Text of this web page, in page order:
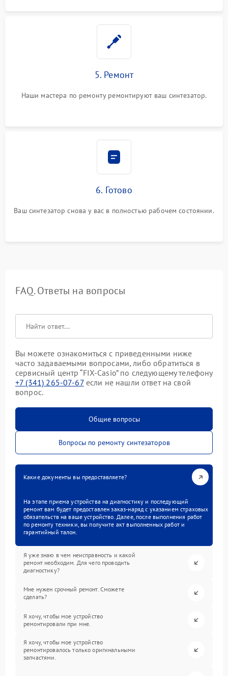
5. Ремонт
Наши мастера по ремонту ремонтируют ваш синтезатор.
6. Готово
Ваш синтезатор снова у вас в полностью рабочем состоянии.
FAQ. Ответы на вопросы
Вы можете ознакомиться с приведенными ниже
часто задаваемыми вопросами, либо обратиться в
сервисный центр “FIX-Casio” по следующему телефону
+7 (341) 265-07-67если не нашли ответ на свой
вопрос.
Общие вопросы
Вопросы по ремонту синтезаторов
Какие документы вы предоставляете?
На этапе приема устройства на диагностику и последующий
ремонт вам будет предоставлен заказ-наряд с указанием страховых
обязательств на ваше устройство. Далее, после выполнения работ
по ремонту техники, вы получите акт выполненных работ и
гарантийный талон.
Я уже знаю в чем неисправность и какой
ремонт необходим. Для чего проводить
диагностику?
Мне нужен срочный ремонт. Сможете
сделать?
Я хочу, чтобы мое устройство
ремонтировали при мне.
Я хочу, чтобы мое устройство
ремонтировалось только оригинальными
запчастями.